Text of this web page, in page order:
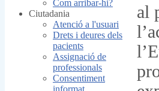
al
Com arribar-hi?
Ciutadania
Atenció a l'usuari
Drets i deures dels
pacients
Assignació de
professionals
Consentiment